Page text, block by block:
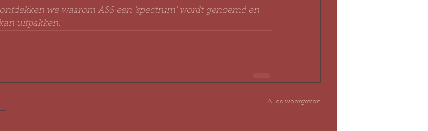
we waarom ASS een 'spectrum' wordt genoemd en
uitpakken.
Alles weergeven